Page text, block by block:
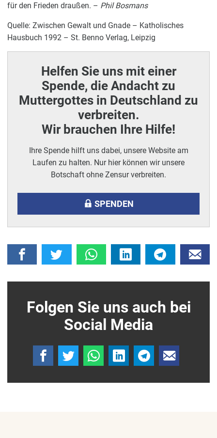
für den Frieden draußen. – Phil Bosmans
Quelle: Zwischen Gewalt und Gnade – Katholisches
Hausbuch 1992 – St. Benno Verlag, Leipzig
Helfen Sie uns mit einer
Spende, die Andacht zu
Muttergottes in Deutschland zu
verbreiten.
Wir brauchen Ihre Hilfe!
Ihre Spende hilft uns dabei, unsere Website am
Laufen zu halten. Nur hier können wir unsere
Botschaft ohne Zensur verbreiten.
SPENDEN
Folgen Sie uns auch bei
Social Media